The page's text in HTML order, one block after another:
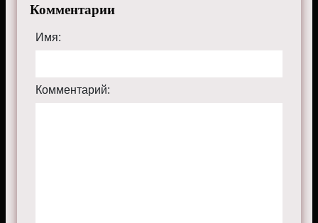
Комментарии
Имя:
Комментарий: